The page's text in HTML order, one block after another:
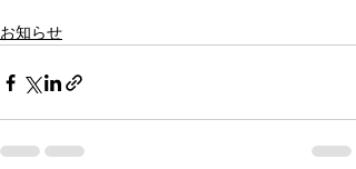
お知らせ